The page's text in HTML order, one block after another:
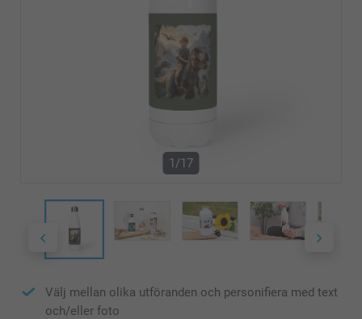
1/17
Välj mellan olika utföranden och personifiera med text
och/eller foto